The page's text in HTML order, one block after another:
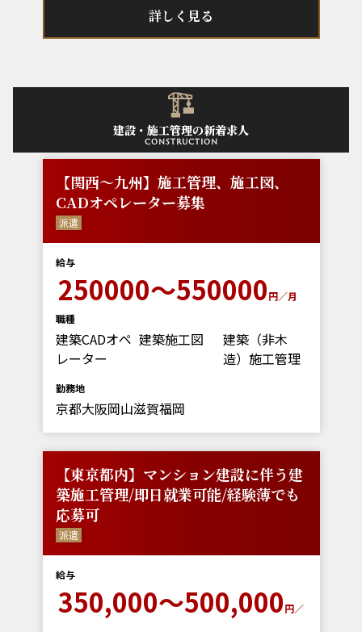
詳しく見る
建設・施工管理の新着求人
construction
【関西～九州】施工管理、施工図、
CADオペレーター募集
派遣
給与
250000～550000円／月
職種
建築CADオペ
レーター
建築施工図
建築（非木
造）施工管理
勤務地
京都大阪岡山滋賀福岡
【東京都内】マンション建設に伴う建
築施工管理/即日就業可能/経験薄でも
応募可
派遣
給与
350,000～500,000円／